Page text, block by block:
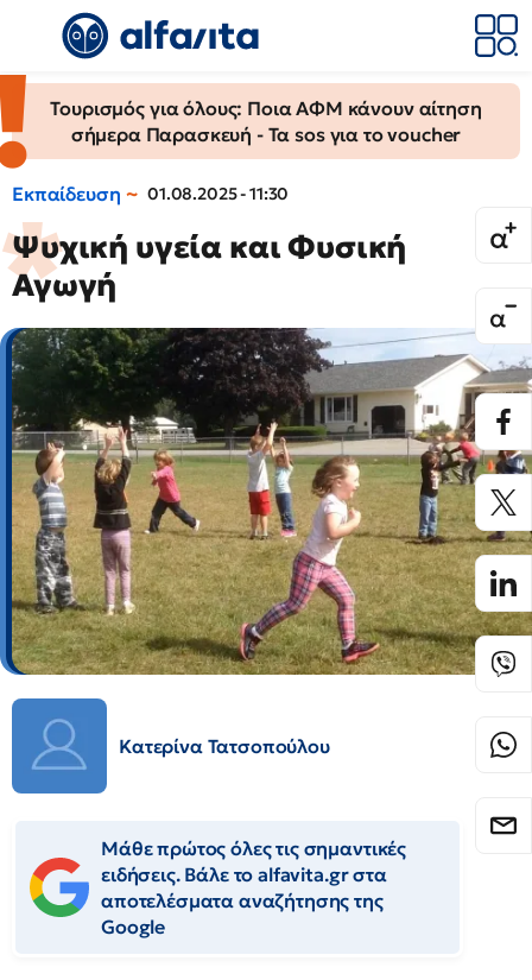
Τουρισμός για όλους: Ποια ΑΦΜ κάνουν αίτηση
σήμερα Παρασκευή - Τα sos για το voucher
Εκπαίδευση 01.08.2025 - 11:30
Ψυχική υγεία και Φυσική
Αγωγή
Κατερίνα Τατσοπούλου
Μάθε πρώτος όλες τις σημαντικές
ειδήσεις. Βάλε το alfavita.gr στα
αποτελέσματα αναζήτησης της
Google